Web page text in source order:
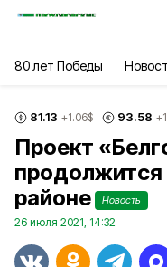
80 лет Победы
81.13 +1.06$ 93.58
Проект
продолжится
районе
Новость
26 июля 2021, 14:32